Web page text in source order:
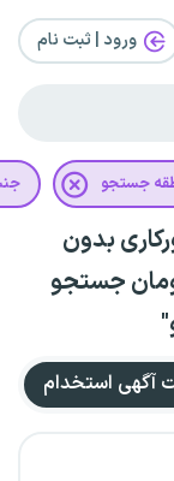
ورود | ثبت‌ نام
جستجو
بدون
۲۰ میلیون تومان جستجو
آگهی استخدام